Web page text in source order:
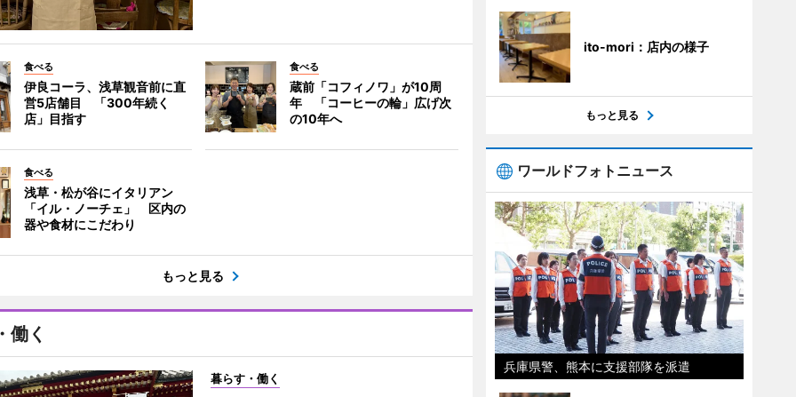
食べる
伊良コーラ、浅草観音前に直
営5店舗目 「300年続く
店」目指す
食べる
蔵前「コフィノワ」が10周
年 「コーヒーの輪」広げ次
の10年へ
食べる
浅草・松が谷にイタリアン
「イル・ノーチェ」 区内の
器や食材にこだわり
もっと見る
働く
暮らす・働く
ito-mori：店内の様子
もっと見る
ワールドフォトニュース
兵庫県警、熊本に支援部隊を派遣